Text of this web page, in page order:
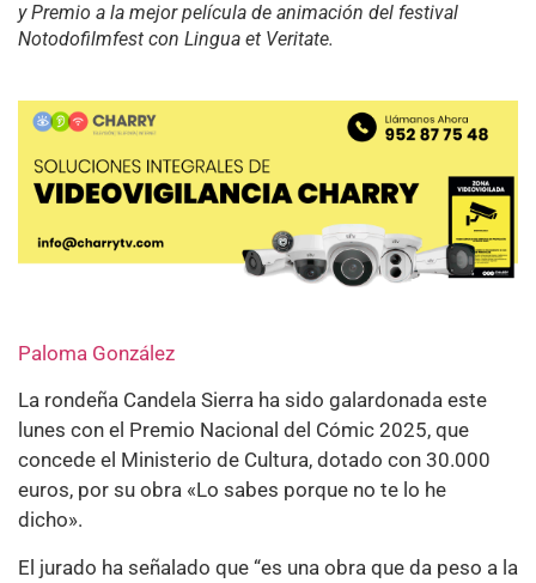
y Premio a la mejor película de animación del festival
Notodofilmfest con Lingua et Veritate.
Paloma González
La rondeña Candela Sierra ha sido galardonada este
lunes con el Premio Nacional del Cómic 2025, que
concede el Ministerio de Cultura, dotado con 30.000
euros, por su obra «Lo sabes porque no te lo he
dicho».
El jurado ha señalado que “es una obra que da peso a la